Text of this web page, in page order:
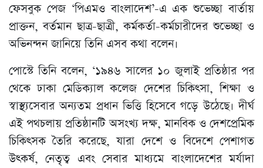
ফেসবুক পেজ ‘পিএমও বাংলাদেশ’-এ এক শুভেচ্ছা বার্তায়
প্রাক্তন, বর্তমান ছাত্র-ছাত্রী, কর্মকর্তা-কর্মচারীদের শুভেচ্ছা ও
অভিনন্দন জানিয়ে তিনি এসব কথা বলেন।
পোস্টে তিনি বলেন, ‘১৯৪৬ সালের ১০ জুলাই প্রতিষ্ঠার পর
থেকে ঢাকা মেডিক্যাল কলেজ দেশের চিকিৎসা, শিক্ষা ও
স্বাস্থ্যসেবার অন্যতম প্রধান ভিত্তি হিসেবে গড়ে উঠেছে। দীর্ঘ
এই পথচলায় প্রতিষ্ঠানটি অসংখ্য দক্ষ, মানবিক ও দেশপ্রেমিক
চিকিৎসক তৈরি করেছে, যারা দেশে ও বিদেশে পেশাগত
উৎকর্ষ, নেতৃত্ব এবং সেবার মাধ্যমে বাংলাদেশের মর্যাদা